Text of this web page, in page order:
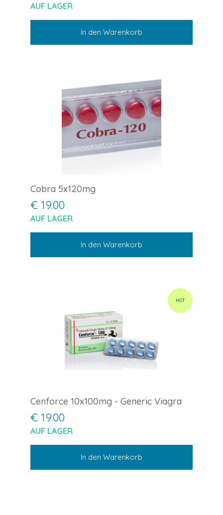
AUF LAGER
In den Warenkorb
Cobra 5x120mg
€ 19.00
AUF LAGER
In den Warenkorb
HOT
Cenforce 10x100mg - Generic Viagra
€ 19.00
AUF LAGER
In den Warenkorb